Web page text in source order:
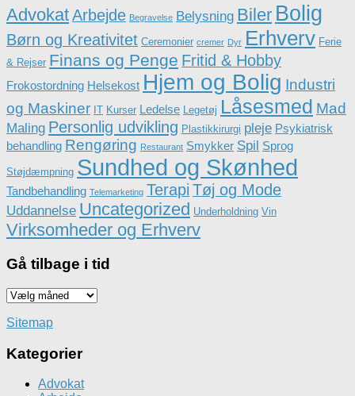
AdvokatArbejde Begravelse Belysning Biler Bolig
Børn og Kreativitet Ceremonier cremer Dyr Erhverv Ferie
& Rejser Finans og Penge Fritid & Hobby
Frokostordning Helsekost Hjem og Bolig Industri
og Maskiner IT Kurser Ledelse Legetøj Låsesmed Mad
Maling Personlig udvikling Plastikkirurgi pleje Psykiatrisk
behandling Rengøring Restaurant Smykker Spil Sprog
Støjdæmpning Sundhed og Skønhed
Tandbehandling Telemarketing Terapi Tøj og Mode
Uddannelse Uncategorized Underholdning Vin
Virksomheder og Erhverv
Gå tilbage i tid
Gå
iSitemap
Kategorier
Advokat